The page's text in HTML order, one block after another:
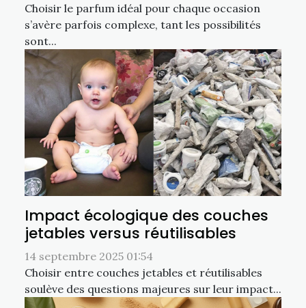
Choisir le parfum idéal pour chaque occasion
s’avère parfois complexe, tant les possibilités
sont...
Impact écologique des couches
jetables versus réutilisables
14 septembre 2025 01:54
Choisir entre couches jetables et réutilisables
soulève des questions majeures sur leur impact...